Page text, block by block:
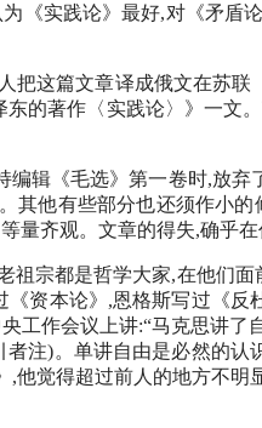
《实践论》最好,对《矛
把这篇文章译成俄文在苏
的著作〈实践论〉》一
编辑《毛选》第一卷时,放
其他有些部分也还须作小
量齐观。文章的得失,确乎在
宗都是哲学大家,在他们
资本论》,恩格斯写过《
工作会议上讲:“马克思讲
)。单讲自由是必然的认
他觉得超过前人的地方不明